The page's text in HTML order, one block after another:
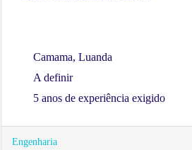
Camama, Luanda
A definir
5 anos de experiência exigido
Engenharia